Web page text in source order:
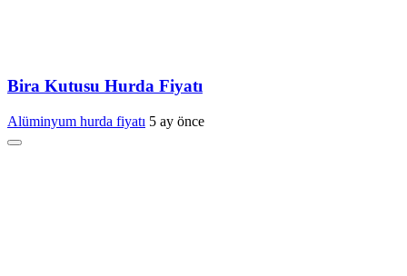
Bira Kutusu Hurda Fiyatı
Alüminyum hurda fiyatı 5 ay önce